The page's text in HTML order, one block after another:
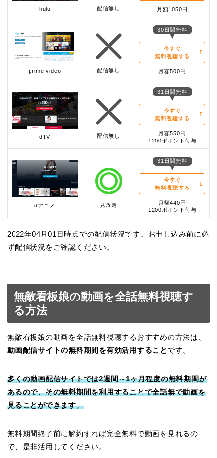
hulu 配信無し 月額1050円
prime video 配信無し
30日間無料
今すぐ
無料視聴する
月額500円
dTV 配信無し
31日間無料
今すぐ
無料視聴する
月額550円
1200ポイント付与
dアニメ 見放題
31日間無料
今すぐ
無料視聴する
月額440円
1200ポイント付与
2022年04月01日時点での配信状況です。お申し込み前に必
ず配信状況をご確認ください。
無敵看板娘の動画を全話無料視聴す
る方法
無敵看板娘の動画を全話無料視聴するおすすめの方法は、
動画配信サイトの無料期間を有効活用すること です。
多くの動画配信サイトでは2週間～1ヶ月程度の無料期間が
あるので、その無料期間を利用することで全話無で動画を
見ることができます。
無料期間終了前に解約すれば完全無料で動画を見れるの
で、是非活用してください。